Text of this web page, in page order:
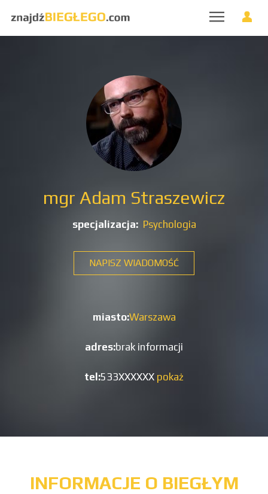
mgr Adam Straszewicz
specjalizacja: Psychologia
NAPISZ WIADOMOŚĆ
miasto:Warszawa
adres:brak informacji
tel:533XXXXXX pokaż
INFORMACJE O BIEGŁYM